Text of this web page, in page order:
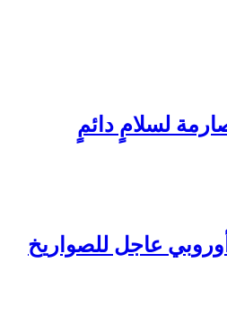
لسلامٍ دائمٍ
عاجل للصواريخ